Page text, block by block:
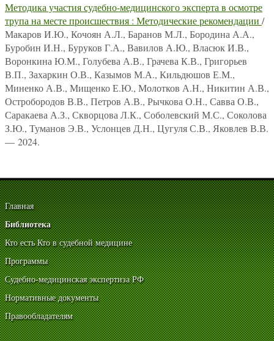
Методика участия судебно-медицинского эксперта в осмотре
трупа на месте происшествия : Методические рекомендации /
Макаров И.Ю., Кочоян А.Л., Баранов М.Л., Бородина А.А.,
Буробин И.Н., Буруков Г.А., Вавилов А.Ю., Власюк И.В.,
Воронкина Ю.М., Голубева А.В., Грачева К.В., Григорьев
В.П., Захаркин О.В., Казымов М.А., Кильдюшов Е.М.,
Миненко А.В., Мищенко Е.Ю., Молотков А.Н., Никитин А.В.,
Остробородов В.В., Петров А.В., Рычкова О.Н., Савва О.В.,
Саракаева А.З., Скворцова Л.К., Соболевский М.С., Соколова
З.Ю., Туманов Э.В., Услонцев Д.Н., Цугуля С.В., Яковлев В.В.
— 2024.
Главная
Библиотека
Кто есть Кто в судебной медицине
Программы
Судебно-медицинская экспертиза РФ
Нормативные документы
Правообладателям